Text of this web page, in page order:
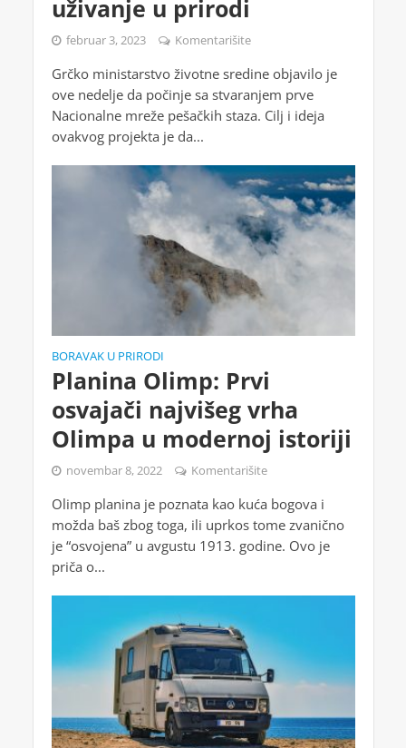
uživanje u prirodi
februar 3, 2023 Komentarišite
Grčko ministarstvo životne sredine objavilo je
ove nedelje da počinje sa stvaranjem prve
Nacionalne mreže pešačkih staza. Cilj i ideja
ovakvog projekta je da...
BORAVAK U PRIRODI
Planina Olimp: Prvi
osvajači najvišeg vrha
Olimpa u modernoj istoriji
novembar 8, 2022 Komentarišite
Olimp planina je poznata kao kuća bogova i
možda baš zbog toga, ili uprkos tome zvanično
je “osvojena” u avgustu 1913. godine. Ovo je
priča o...